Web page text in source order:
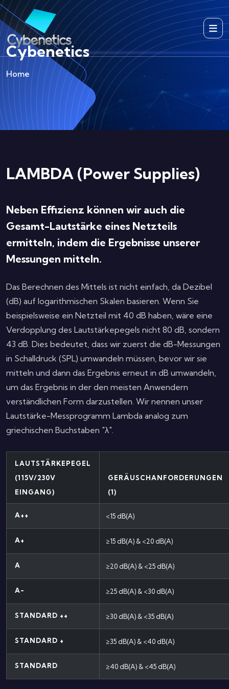
Cybenetics
Home
LAMBDA (Power Supplies)
Neben Effizienz können wir auch die
Gesamt-Lautstärke eines Netzteils
ermitteln, indem die Ergebnisse unserer
Messungen mitteln.
Das Berechnen des Mittels ist nicht einfach, da Dezibel
(dB) auf logarithmischen Skalen basieren. Wenn Sie
beispielsweise ein Netzteil mit 40 dB haben, wäre eine
Verdopplung des Lautstärkepegels nicht 80 dB, sondern
43 dB. Dies bedeutet, dass wir zuerst die dB-Messungen
in Schalldruck (SPL) umwandeln müssen, bevor wir sie
mitteln und dann das Ergebnis erneut in dB umwandeln,
um das Ergebnis in der den meisten Anwendern
verständlichen Form darzustellen. Wir nennen unser
Lautstärke-Messprogramm Lambda analog zum
griechischen Buchstaben "λ".
LAUTSTÄRKEPEGEL
(115V/230V
EINGANG)
GERÄUSCHANFORDERUNGEN
(1)
A++ <15 dB(A)
A+ ≥15 dB(A) & <20 dB(A)
A ≥20 dB(A) & <25 dB(A)
A- ≥25 dB(A) & <30 dB(A)
STANDARD ++ ≥30 dB(A) & <35 dB(A)
STANDARD + ≥35 dB(A) & <40 dB(A)
STANDARD ≥40 dB(A) & <45 dB(A)